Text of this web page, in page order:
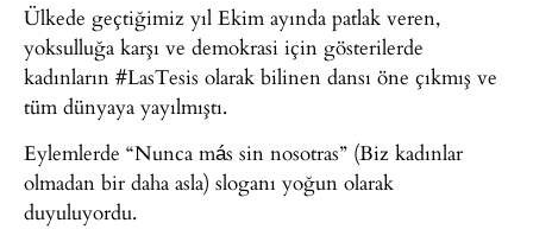
Ülkede geçtiğimiz yıl Ekim ayında patlak veren,
yoksulluğa karşı ve demokrasi için gösterilerde
kadınların #LasTesis olarak bilinen dansı öne çıkmış ve
tüm dünyaya yayılmıştı.
Eylemlerde “Nunca más sin nosotras” (Biz kadınlar
olmadan bir daha asla) sloganı yoğun olarak
duyuluyordu.